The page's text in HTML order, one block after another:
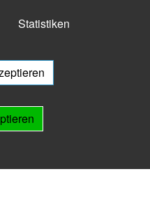
Statistiken